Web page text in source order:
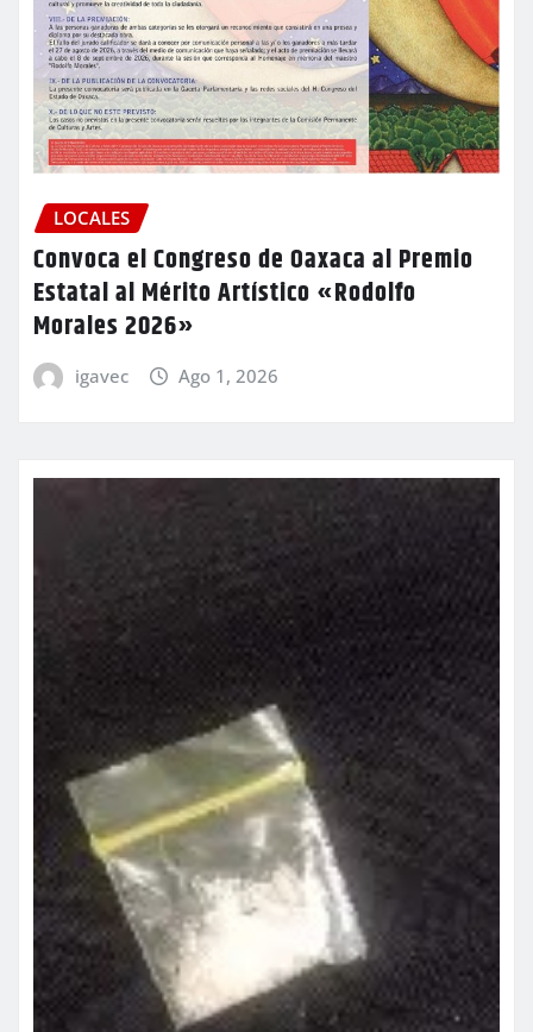
LOCALES
Convoca el Congreso de Oaxaca al Premio
Estatal al Mérito Artístico «Rodolfo
Morales 2026»
igavec Ago 1, 2026